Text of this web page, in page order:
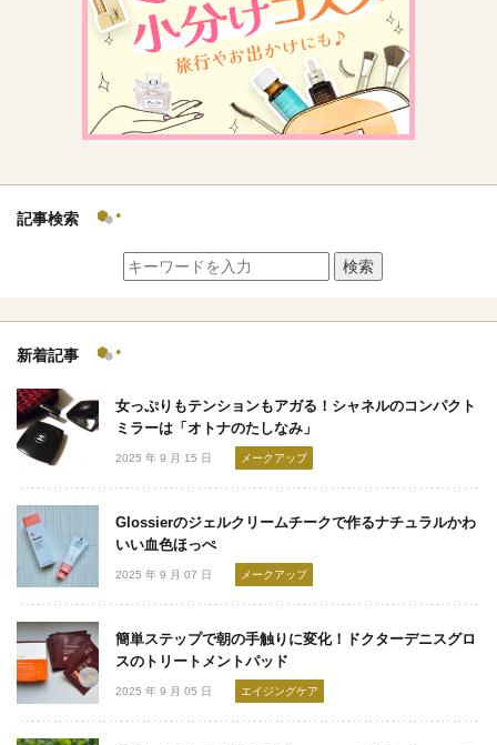
記事検索
検索
新着記事
女っぷりもテンションもアガる！シャネルのコンパクト
ミラーは「オトナのたしなみ」
2025 年 9 月 15 日 メークアップ
Glossierのジェルクリームチークで作るナチュラルかわ
いい血色ほっぺ
2025 年 9 月 07 日 メークアップ
簡単ステップで朝の手触りに変化！ドクターデニスグロ
スのトリートメントパッド
2025 年 9 月 05 日 エイジングケア